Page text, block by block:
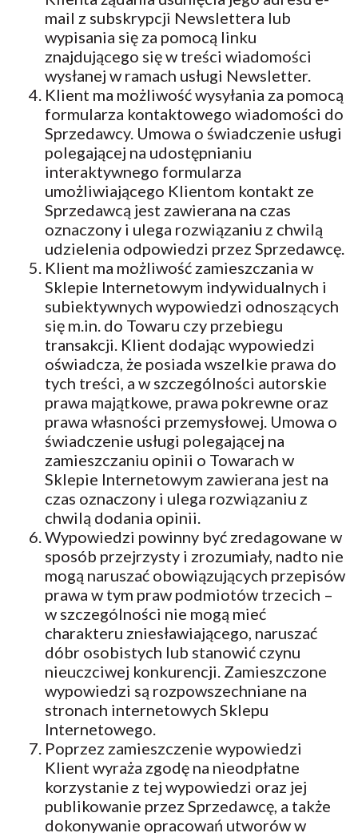
mail z subskrypcji Newslettera lub
wypisania się za pomocą linku
znajdującego się w treści wiadomości
wysłanej w ramach usługi Newsletter.
Klient ma możliwość wysyłania za pomocą
formularza kontaktowego wiadomości do
Sprzedawcy. Umowa o świadczenie usługi
polegającej na udostępnianiu
interaktywnego formularza
umożliwiającego Klientom kontakt ze
Sprzedawcą jest zawierana na czas
oznaczony i ulega rozwiązaniu z chwilą
udzielenia odpowiedzi przez Sprzedawcę.
Klient ma możliwość zamieszczania w
Sklepie Internetowym indywidualnych i
subiektywnych wypowiedzi odnoszących
się m.in. do Towaru czy przebiegu
transakcji. Klient dodając wypowiedzi
oświadcza, że posiada wszelkie prawa do
tych treści, a w szczególności autorskie
prawa majątkowe, prawa pokrewne oraz
prawa własności przemysłowej. Umowa o
świadczenie usługi polegającej na
zamieszczaniu opinii o Towarach w
Sklepie Internetowym zawierana jest na
czas oznaczony i ulega rozwiązaniu z
chwilą dodania opinii.
Wypowiedzi powinny być zredagowane w
sposób przejrzysty i zrozumiały, nadto nie
mogą naruszać obowiązujących przepisów
prawa w tym praw podmiotów trzecich –
w szczególności nie mogą mieć
charakteru zniesławiającego, naruszać
dóbr osobistych lub stanowić czynu
nieuczciwej konkurencji. Zamieszczone
wypowiedzi są rozpowszechniane na
stronach internetowych Sklepu
Internetowego.
Poprzez zamieszczenie wypowiedzi
Klient wyraża zgodę na nieodpłatne
korzystanie z tej wypowiedzi oraz jej
publikowanie przez Sprzedawcę, a także
dokonywanie opracowań utworów w